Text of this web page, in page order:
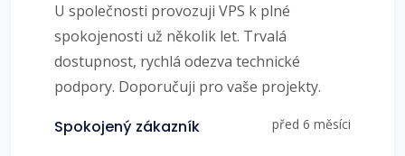
U společnosti provozuji VPS k plné
spokojenosti už několik let. Trvalá
dostupnost, rychlá odezva technické
podpory. Doporučuji pro vaše projekty.
Spokojený zákazník před 6 měsíci